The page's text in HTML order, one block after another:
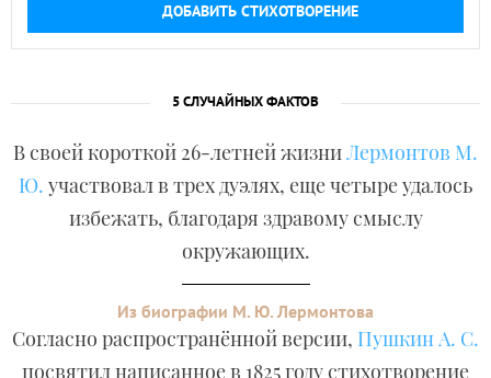
ДОБАВИТЬ СТИХОТВОРЕНИЕ
5 СЛУЧАЙНЫХ ФАКТОВ
В своей короткой 26-летней жизниЛермонтов М.
Ю. участвовал в трех дуэлях, еще четыре удалось
избежать, благодаря здравому смыслу
окружающих.
Из биографии М. Ю. Лермонтова
Согласно распространённой версии, Пушкин А. С.
посвятил написанное в 1825 году стихотворение